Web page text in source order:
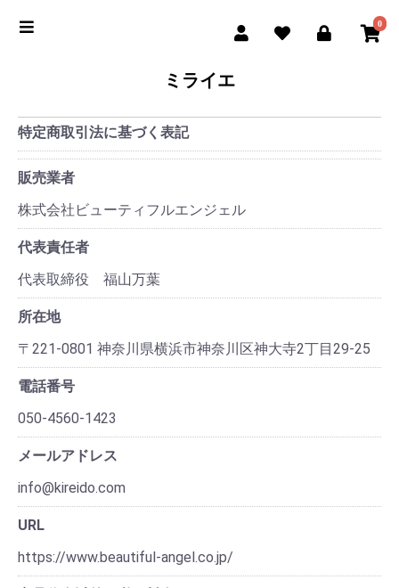
0
ミライエ
特定商取引法に基づく表記
販売業者
株式会社ビューティフルエンジェル
代表責任者
代表取締役 福山万葉
所在地
〒221-0801 神奈川県横浜市神奈川区神大寺2丁目29-25
電話番号
050-4560-1423
メールアドレス
info@kireido.com
URL
https://www.beautiful-angel.co.jp/